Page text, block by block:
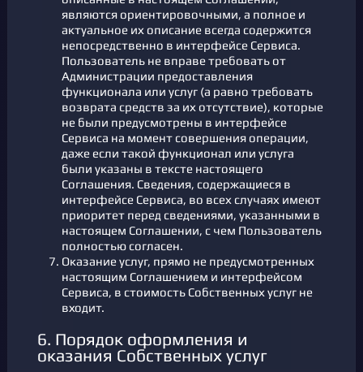
являются ориентировочными, а полное и
актуальное их описание всегда содержится
непосредственно в интерфейсе Сервиса.
Пользователь не вправе требовать от
Администрации предоставления
функционала или услуг (а равно требовать
возврата средств за их отсутствие), которые
не были предусмотрены в интерфейсе
Сервиса на момент совершения операции,
даже если такой функционал или услуга
были указаны в тексте настоящего
Соглашения. Сведения, содержащиеся в
интерфейсе Сервиса, во всех случаях имеют
приоритет перед сведениями, указанными в
настоящем Соглашении, с чем Пользователь
полностью согласен.
Оказание услуг, прямо не предусмотренных
настоящим Соглашением и интерфейсом
Сервиса, в стоимость Собственных услуг не
входит.
6. Порядок оформления и
оказания Собственных услуг